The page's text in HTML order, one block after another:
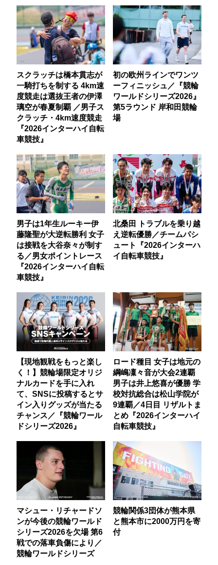
スクラッチは橋本貫志が
一騎打ちを制する 4km速
度競走は選抜王者の伊澤
璃空が春夏制覇 ／男子ス
クラッチ・4km速度競走
『2026インターハイ自転
車競技』
初の欧州ラインでワンツ
ーフィニッシュ／『競輪
ワールドシリーズ2026』
第5ラウンド 岸和田競輪
場
男子は1年生ルーキー伊
藤隆聖が大逆転勝利 女子
は接戦を大谷奈々が制す
る／男女ポイントレース
『2026インターハイ自転
車競技』
北桑田 トラブルを乗り越
え逆転優勝／チームパシ
ュート『2026インターハ
イ自転車競技』
【現地観戦をもっと楽し
く！】競輪場限定オリジ
ナルカードを手に入れ
て、SNSに投稿するとサ
イン入りグッズが当たる
チャンス／『競輪ワール
ドシリーズ2026』
ロード種目 女子は地元の
綱嶋凜々音が大会2連覇
男子は井上悠喜が優勝 学
校対抗総合は松山学院が
9連覇／4日目 リザルトま
とめ『2026インターハイ
自転車競技』
マシュー・リチャードソ
ンが今後の競輪ワールド
シリーズ2026を欠場 第6
戦での落車負傷により／
競輪ワールドシリーズ
競輪関係3団体が熊本県
と熊本市に2000万円を寄
付